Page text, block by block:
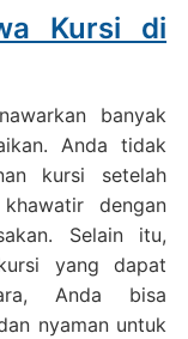
Kursi di
banyak
Anda tidak
kursi setelah
dengan
Selain itu,
yang dapat
Anda bisa
nyaman untuk